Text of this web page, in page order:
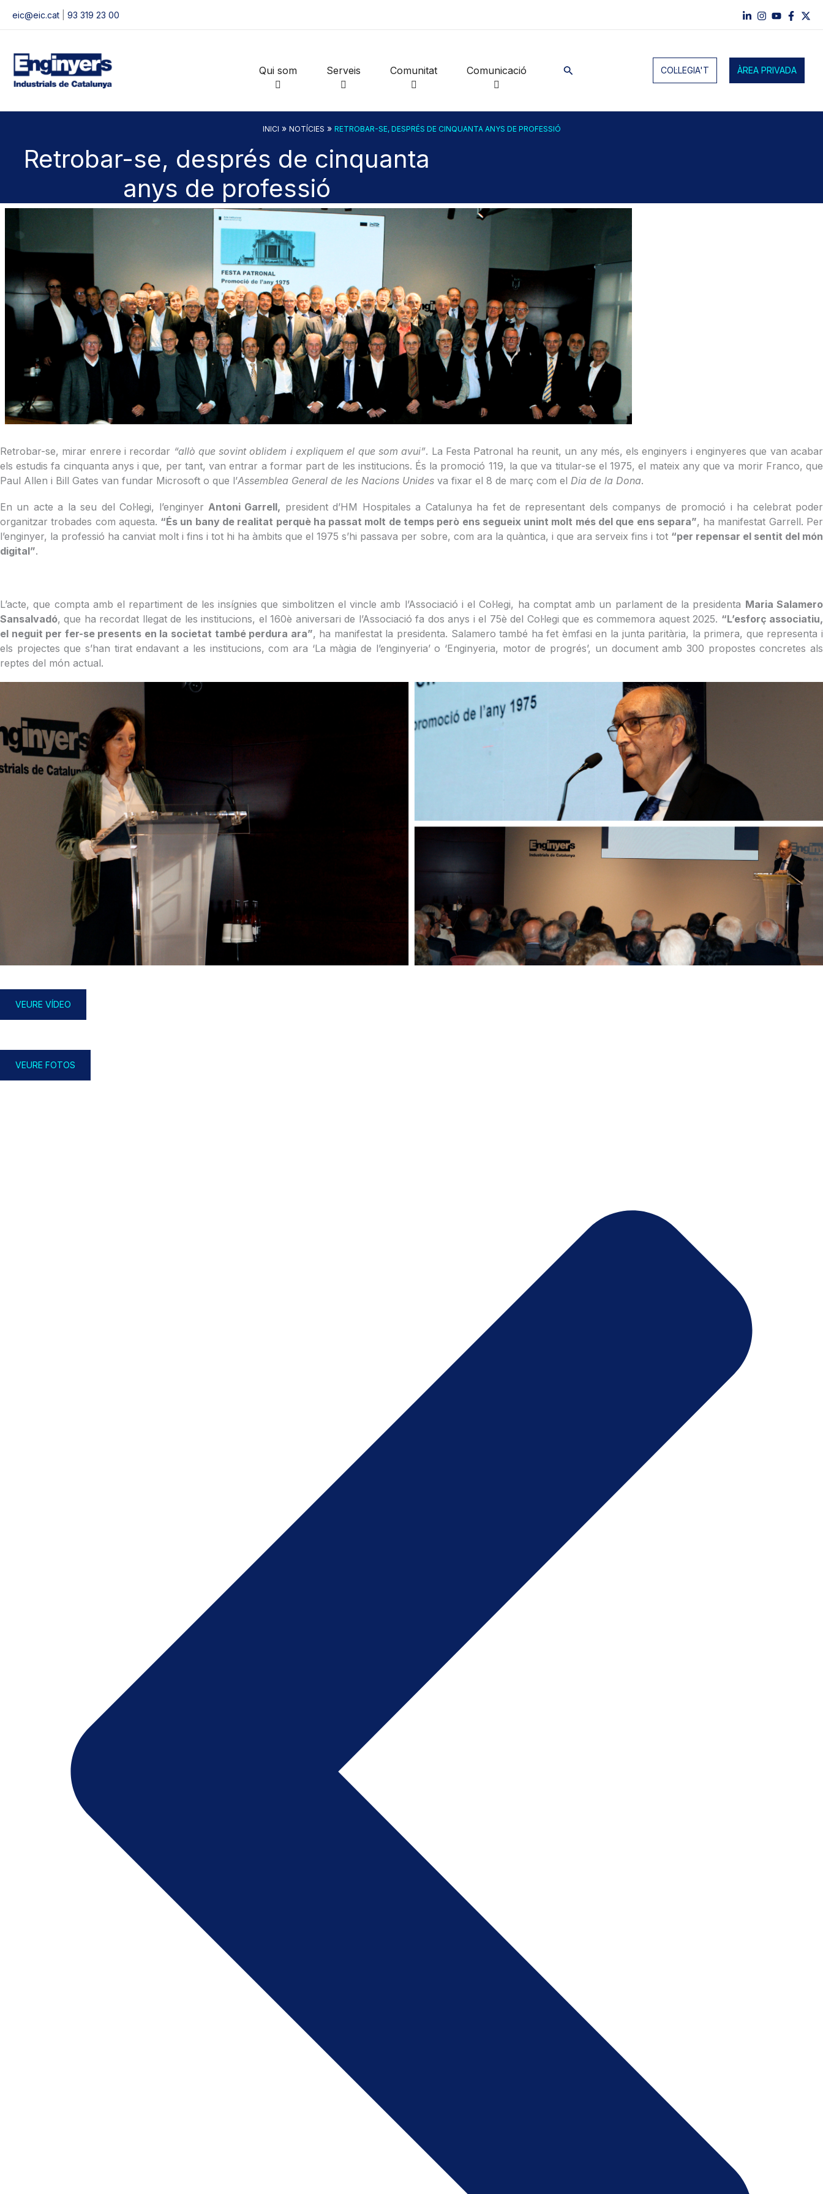
eic@eic.cat 93 319 23 00
Qui som Serveis Comunitat Comunicació Cerca COL·LEGIA'T ÀREA PRIVADA
INICI » NOTÍCIES » RETROBAR-SE, DESPRÉS DE CINQUANTA ANYS DE PROFESSIÓ
Retrobar-se, després de cinquanta
anys de professió
Retrobar-se, mirar enrere i recordar “allò que sovint oblidem i expliquem el que som avui”. La Festa Patronal ha reunit, un any més, els enginyers i enginyeres que van acabar
els estudis fa cinquanta anys i que, per tant, van entrar a formar part de les institucions. És la promoció 119, la que va titular-se el 1975, el mateix any que va morir Franco, que
Paul Allen i Bill Gates van fundar Microsoft o que l’Assemblea General de les Nacions Unides va fixar el 8 de març com el Dia de la Dona.
En un acte a la seu del Col·legi, l’enginyer Antoni Garrell, president d’HM Hospitales a Catalunya ha fet de representant dels companys de promoció i ha celebrat poder
organitzar trobades com aquesta. “És un bany de realitat perquè ha passat molt de temps però ens segueix unint molt més del que ens separa”, ha manifestat Garrell. Per
l’enginyer, la professió ha canviat molt i fins i tot hi ha àmbits que el 1975 s’hi passava per sobre, com ara la quàntica, i que ara serveix fins i tot “per repensar el sentit del món
digital”.
L’acte, que compta amb el repartiment de les insígnies que simbolitzen el vincle amb l’Associació i el Col·legi, ha comptat amb un parlament de la presidenta Maria Salamero
Sansalvadó, que ha recordat llegat de les institucions, el 160è aniversari de l’Associació fa dos anys i el 75è del Col·legi que es commemora aquest 2025. “L’esforç associatiu,
el neguit per fer-se presents en la societat també perdura ara”, ha manifestat la presidenta. Salamero també ha fet èmfasi en la junta paritària, la primera, que representa i
els projectes que s’han tirat endavant a les institucions, com ara ‘La màgia de l’enginyeria’ o ‘Enginyeria, motor de progrés’, un document amb 300 propostes concretes als
reptes del món actual.
VEURE VÍDEO
VEURE FOTOS